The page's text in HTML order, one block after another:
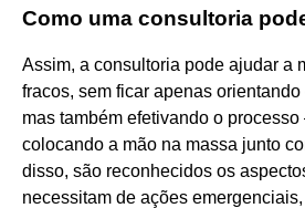
Como uma consultoria
Assim, a consultoria pode ajudar a
fracos, sem ficar apenas
mas também efetivando o
colocando a mão na massa junto
disso, são reconhecidos os
necessitam de ações